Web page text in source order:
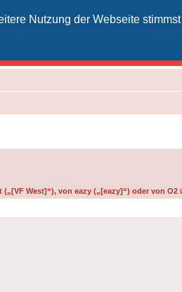
Nutzung der Webseite
West]“), von eazy („[eazy]“) oder von O2